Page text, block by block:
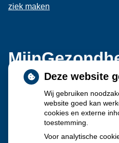
ziek maken
Deze website
Wij gebruiken
website goed kan
cookies en externe
toestemming.
Voor analytische